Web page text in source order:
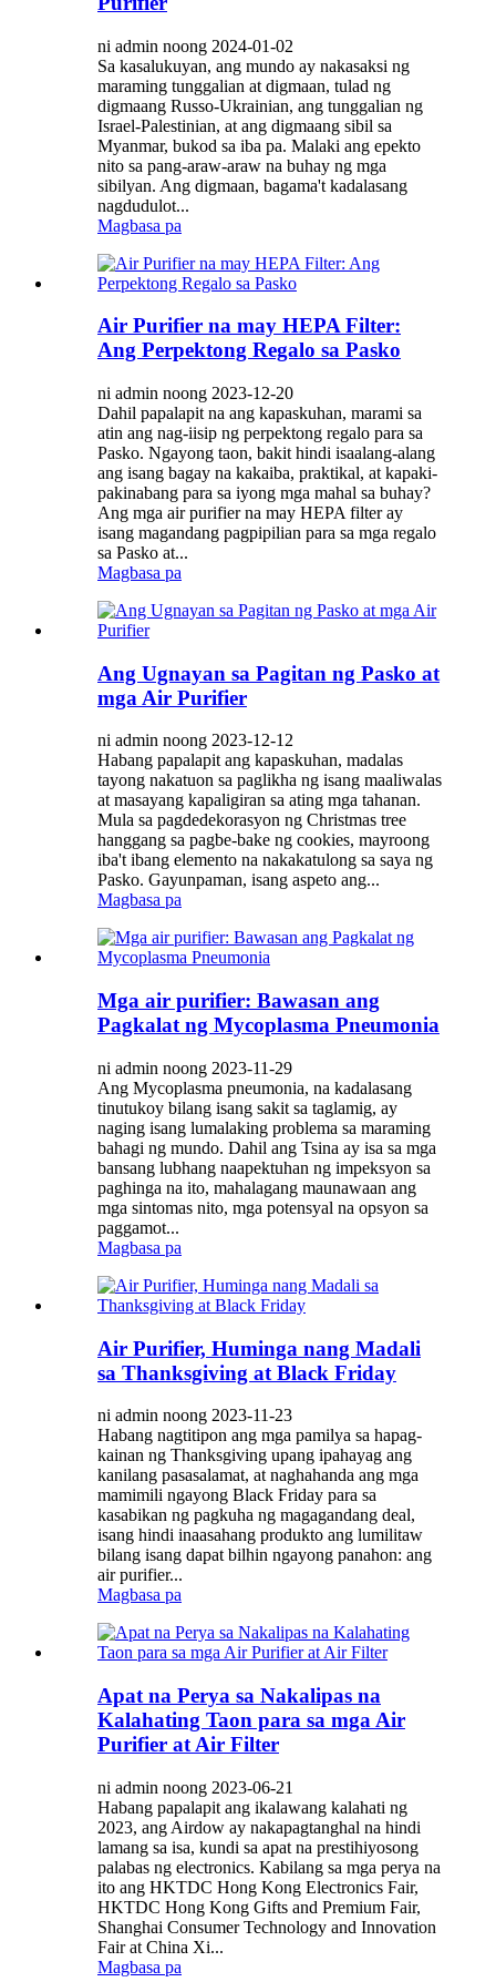
ni admin noong 2024-01-02
Sa kasalukuyan, ang mundo ay nakasaksi ng
maraming tunggalian at digmaan, tulad ng
digmaang Russo-Ukrainian, ang tunggalian ng
Israel-Palestinian, at ang digmaang sibil sa
Myanmar, bukod sa iba pa. Malaki ang epekto
nito sa pang-araw-araw na buhay ng mga
sibilyan. Ang digmaan, bagama't kadalasang
nagdudulot...
Magbasa pa
Air Purifier na may HEPA Filter:
Ang Perpektong Regalo sa Pasko
ni admin noong 2023-12-20
Dahil papalapit na ang kapaskuhan, marami sa
atin ang nag-iisip ng perpektong regalo para sa
Pasko. Ngayong taon, bakit hindi isaalang-alang
ang isang bagay na kakaiba, praktikal, at kapaki-
pakinabang para sa iyong mga mahal sa buhay?
Ang mga air purifier na may HEPA filter ay
isang magandang pagpipilian para sa mga regalo
sa Pasko at...
Magbasa pa
Ang Ugnayan sa Pagitan ng Pasko at
mga Air Purifier
ni admin noong 2023-12-12
Habang papalapit ang kapaskuhan, madalas
tayong nakatuon sa paglikha ng isang maaliwalas
at masayang kapaligiran sa ating mga tahanan.
Mula sa pagdedekorasyon ng Christmas tree
hanggang sa pagbe-bake ng cookies, mayroong
iba't ibang elemento na nakakatulong sa saya ng
Pasko. Gayunpaman, isang aspeto ang...
Magbasa pa
Mga air purifier: Bawasan ang
Pagkalat ng Mycoplasma Pneumonia
ni admin noong 2023-11-29
Ang Mycoplasma pneumonia, na kadalasang
tinutukoy bilang isang sakit sa taglamig, ay
naging isang lumalaking problema sa maraming
bahagi ng mundo. Dahil ang Tsina ay isa sa mga
bansang lubhang naapektuhan ng impeksyon sa
paghinga na ito, mahalagang maunawaan ang
mga sintomas nito, mga potensyal na opsyon sa
paggamot...
Magbasa pa
Air Purifier, Huminga nang Madali
sa Thanksgiving at Black Friday
ni admin noong 2023-11-23
Habang nagtitipon ang mga pamilya sa hapag-
kainan ng Thanksgiving upang ipahayag ang
kanilang pasasalamat, at naghahanda ang mga
mamimili ngayong Black Friday para sa
kasabikan ng pagkuha ng magagandang deal,
isang hindi inaasahang produkto ang lumilitaw
bilang isang dapat bilhin ngayong panahon: ang
air purifier...
Magbasa pa
Apat na Perya sa Nakalipas na
Kalahating Taon para sa mga Air
Purifier at Air Filter
ni admin noong 2023-06-21
Habang papalapit ang ikalawang kalahati ng
2023, ang Airdow ay nakapagtanghal na hindi
lamang sa isa, kundi sa apat na prestihiyosong
palabas ng electronics. Kabilang sa mga perya na
ito ang HKTDC Hong Kong Electronics Fair,
HKTDC Hong Kong Gifts and Premium Fair,
Shanghai Consumer Technology and Innovation
Fair at China Xi...
Magbasa pa